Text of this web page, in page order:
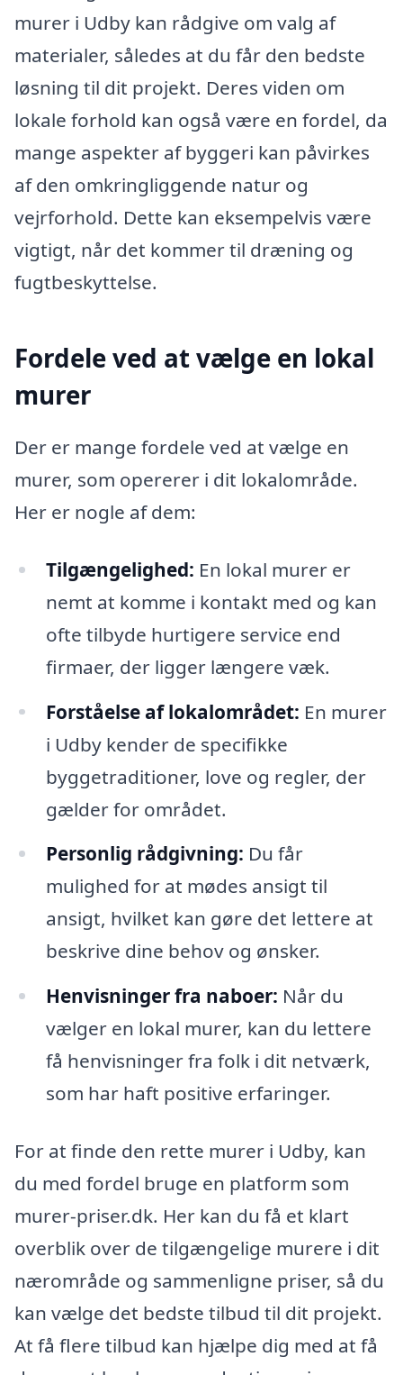
murer i Udby kan rådgive om valg af
materialer, således at du får den bedste
løsning til dit projekt. Deres viden om
lokale forhold kan også være en fordel, da
mange aspekter af byggeri kan påvirkes
af den omkringliggende natur og
vejrforhold. Dette kan eksempelvis være
vigtigt, når det kommer til dræning og
fugtbeskyttelse.
Fordele ved at vælge en lokal
murer
Der er mange fordele ved at vælge en
murer, som opererer i dit lokalområde.
Her er nogle af dem:
Tilgængelighed: En lokal murer er
nemt at komme i kontakt med og kan
ofte tilbyde hurtigere service end
firmaer, der ligger længere væk.
Forståelse af lokalområdet: En murer
i Udby kender de specifikke
byggetraditioner, love og regler, der
gælder for området.
Personlig rådgivning: Du får
mulighed for at mødes ansigt til
ansigt, hvilket kan gøre det lettere at
beskrive dine behov og ønsker.
Henvisninger fra naboer: Når du
vælger en lokal murer, kan du lettere
få henvisninger fra folk i dit netværk,
som har haft positive erfaringer.
For at finde den rette murer i Udby, kan
du med fordel bruge en platform som
murer-priser.dk. Her kan du få et klart
overblik over de tilgængelige murere i dit
nærområde og sammenligne priser, så du
kan vælge det bedste tilbud til dit projekt.
At få flere tilbud kan hjælpe dig med at få